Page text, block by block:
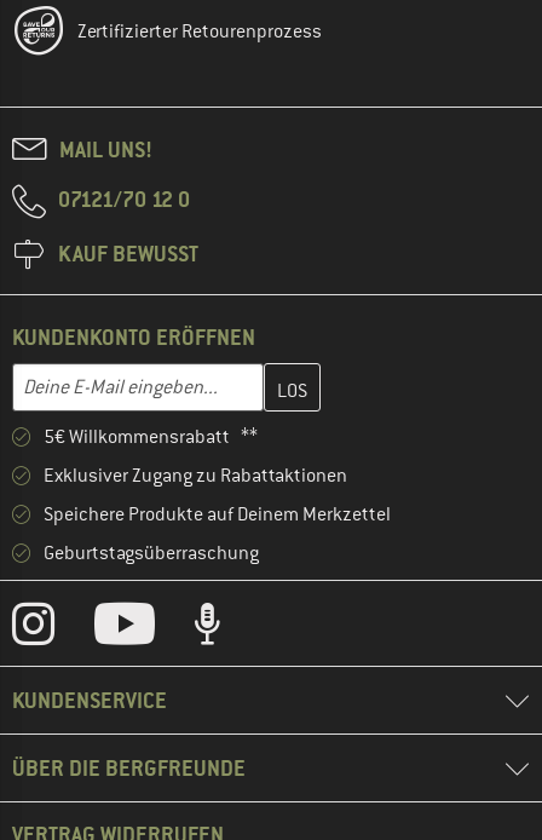
Zertifizierter Retourenprozess
MAIL UNS!
07121/70 12 0
KAUF BEWUSST
KUNDENKONTO ERÖFFNEN
E-Mail-Adresse
Gib hier deine E-Mail-Adresse ein und erstelle im nächsten
5€ Willkommensrabatt **
Exklusiver Zugang zu Rabattaktionen
Speichere Produkte auf Deinem Merkzettel
Geburtstagsüberraschung
KUNDENSERVICE
ÜBER DIE BERGFREUNDE